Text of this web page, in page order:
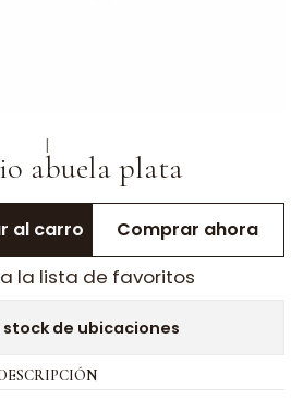
|
abuela plata
al carro Comprar ahora
la lista de favoritos
de ubicaciones